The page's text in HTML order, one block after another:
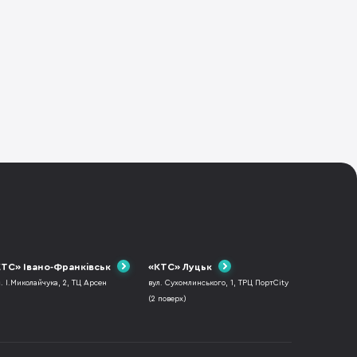
Івано-Франківськ
І.Миколайчука, 2, ТЦ Арсен
«КТС» Луцьк
вул. Сухомлинського, 1, ТРЦ ПортCity
(2 поверх)